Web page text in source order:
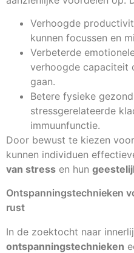
Verhoogde
kunnen focussen en
Verbeterde
verhoogde capaciteit
gaan.
Betere fysieke
stressgerelateerde
immuunfunctie.
Door bewust te kiezen voor
kunnen individuen
van stress en hun
Ontspanningstechnieken
rust
In de zoektocht naar
ontspanningstechnieken